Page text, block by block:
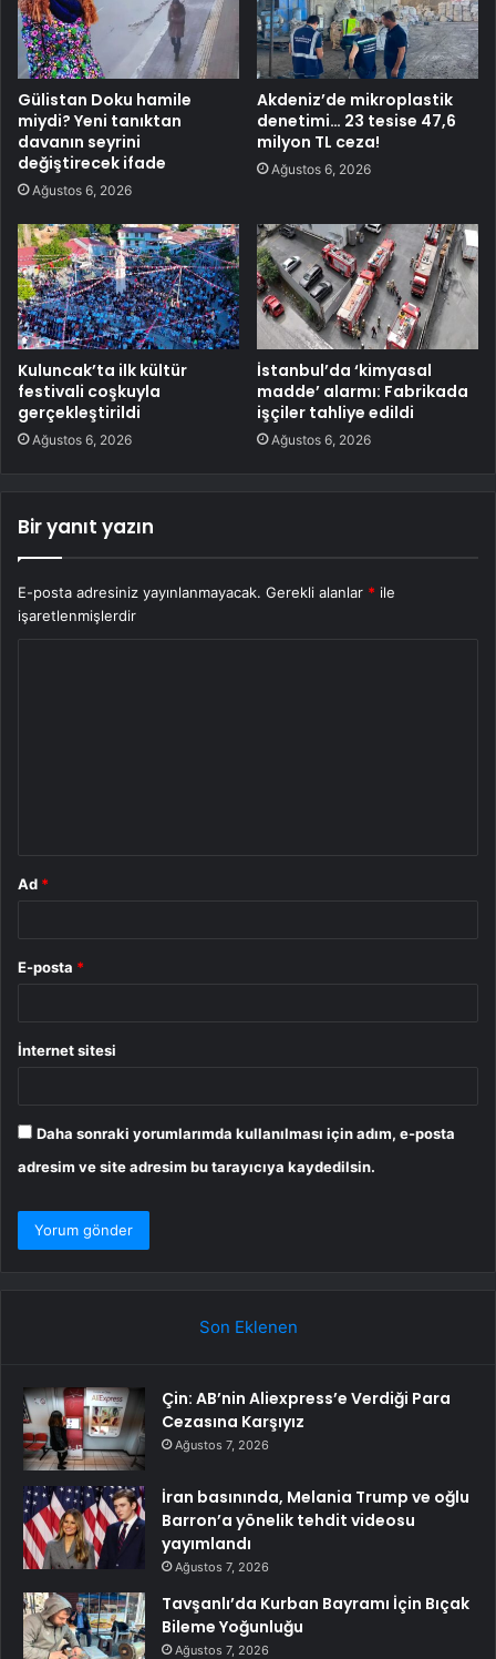
Gülistan Doku hamile
miydi? Yeni tanıktan
davanın seyrini
değiştirecek ifade
Ağustos 6, 2026
Akdeniz’de mikroplastik
denetimi… 23 tesise 47,6
milyon TL ceza!
Ağustos 6, 2026
Kuluncak’ta ilk kültür
festivali coşkuyla
gerçekleştirildi
Ağustos 6, 2026
İstanbul’da ‘kimyasal
madde’ alarmı: Fabrikada
işçiler tahliye edildi
Ağustos 6, 2026
Bir yanıt yazın
E-posta adresiniz yayınlanmayacak. Gerekli alanlar * ile
işaretlenmişlerdir
Ad *
E-posta *
İnternet sitesi
Daha sonraki yorumlarımda kullanılması için adım, e-posta
adresim ve site adresim bu tarayıcıya kaydedilsin.
Son Eklenen
Çin: AB’nin Aliexpress’e Verdiği Para
Cezasına Karşıyız
Ağustos 7, 2026
İran basınında, Melania Trump ve oğlu
Barron’a yönelik tehdit videosu
yayımlandı
Ağustos 7, 2026
Tavşanlı’da Kurban Bayramı İçin Bıçak
Bileme Yoğunluğu
Ağustos 7, 2026